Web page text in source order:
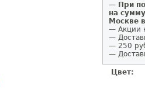
— При
на
Москве
— Акции
—
— 250
—
Цвет: